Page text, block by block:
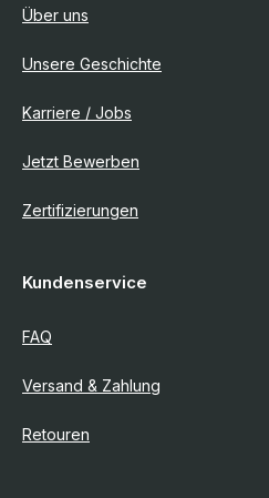
Über uns
Unsere Geschichte
Karriere / Jobs
Jetzt Bewerben
Zertifizierungen
Kundenservice
FAQ
Versand & Zahlung
Retouren